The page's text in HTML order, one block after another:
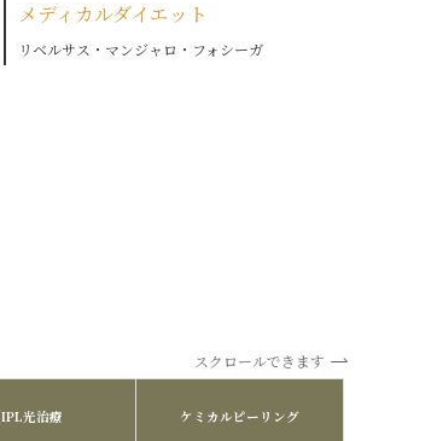
メディカルダイエット
リベルサス・マンジャロ・フォシーガ
スクロールできます
IPL光治療 ケミカルピーリング